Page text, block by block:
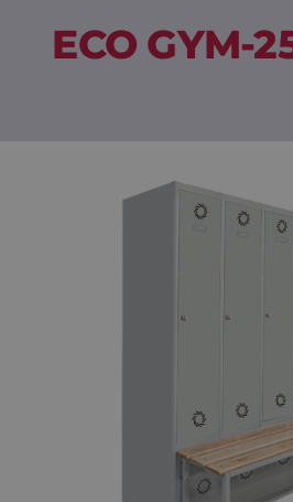
Instalaciones
ECO GYM-